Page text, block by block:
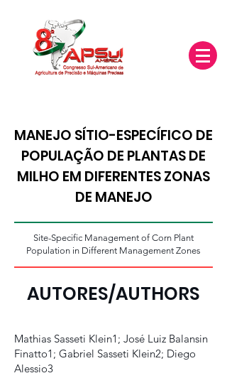
MANEJO SÍTIO-ESPECÍFICO DE
POPULAÇÃO DE PLANTAS DE
MILHO EM DIFERENTES ZONAS
DE MANEJO
Site-Specific Management of Corn Plant
Population in Different Management Zones
AUTORES/AUTHORS
Mathias Sasseti Klein1; José Luiz Balansin
Finatto1; Gabriel Sasseti Klein2; Diego
Alessio3